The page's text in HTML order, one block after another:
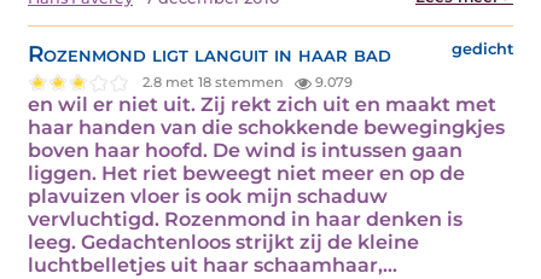
Rozenmond ligt languit in haar bad gedicht
2.8 met 18 stemmen 9.079
en wil er niet uit. Zij rekt zich uit en maakt met
haar handen van die schokkende bewegingkjes
boven haar hoofd. De wind is intussen gaan
liggen. Het riet beweegt niet meer en op de
plavuizen vloer is ook mijn schaduw
vervluchtigd. Rozenmond in haar denken is
leeg. Gedachtenloos strijkt zij de kleine
luchtbelletjes uit haar schaamhaar,…